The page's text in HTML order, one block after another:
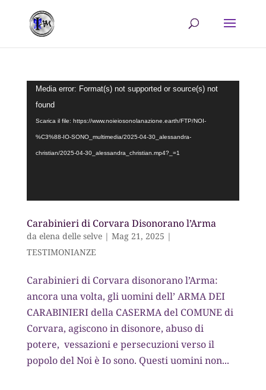
Video
Player
Media error: Format(s) not supported or source(s) not
found
Scarica il file: https://www.noieiosonolanazione.earth/FTP/NOI-
%C3%88-IO-SONO_multimedia/2025-04-30_alessandra-
christian/2025-04-30_alessandra_christian.mp4?_=1
Carabinieri di Corvara Disonorano l’Arma
da elena delle selve| Mag 21, 2025 |
TESTIMONIANZE
Carabinieri di Corvara disonorano l’Arma:
ancora una volta, gli uomini dell’ ARMA DEI
CARABINIERI della CASERMA del COMUNE di
Corvara, agiscono in disonore, abuso di
potere, vessazioni e persecuzioni verso il
popolo del Noi è Io sono. Questi uomini non...